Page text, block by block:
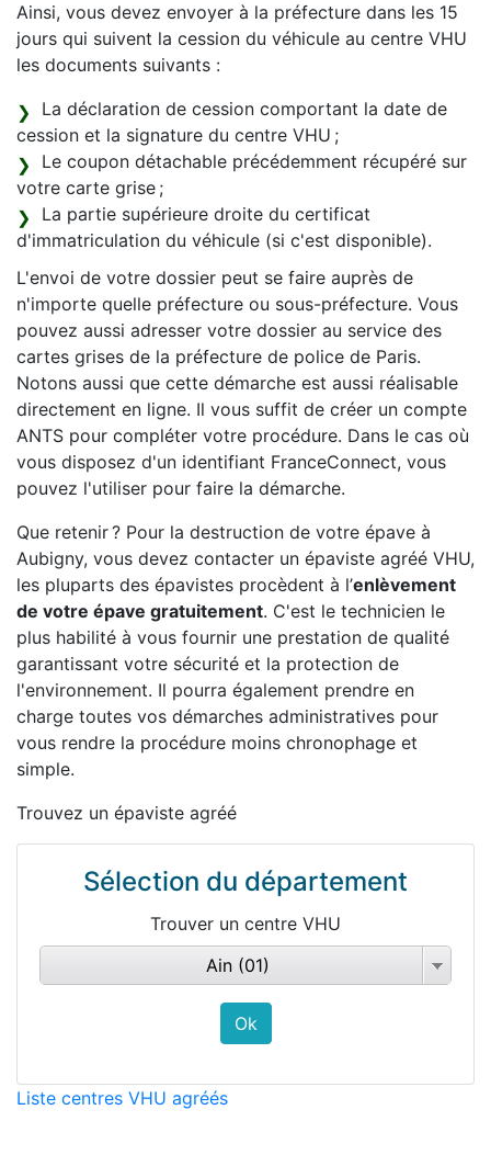
Ainsi, vous devez envoyer à la préfecture dans les 15
jours qui suivent la cession du véhicule au centre VHU
les documents suivants :
La déclaration de cession comportant la date de
cession et la signature du centre VHU ;
Le coupon détachable précédemment récupéré sur
votre carte grise ;
La partie supérieure droite du certificat
d'immatriculation du véhicule (si c'est disponible).
L'envoi de votre dossier peut se faire auprès de
n'importe quelle préfecture ou sous-préfecture. Vous
pouvez aussi adresser votre dossier au service des
cartes grises de la préfecture de police de Paris.
Notons aussi que cette démarche est aussi réalisable
directement en ligne. Il vous suffit de créer un compte
ANTS pour compléter votre procédure. Dans le cas où
vous disposez d'un identifiant FranceConnect, vous
pouvez l'utiliser pour faire la démarche.
Que retenir ? Pour la destruction de votre épave à
Aubigny, vous devez contacter un épaviste agréé VHU,
les pluparts des épavistes procèdent à l’enlèvement
de votre épave gratuitement. C'est le technicien le
plus habilité à vous fournir une prestation de qualité
garantissant votre sécurité et la protection de
l'environnement. Il pourra également prendre en
charge toutes vos démarches administratives pour
vous rendre la procédure moins chronophage et
simple.
Trouvez un épaviste agréé
Sélection du département
Trouver un centre VHU
Ain (01)
Liste centres VHU agréés